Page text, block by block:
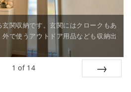
玄関収納です。玄関にはクロークもあ
で使うアウトドア用品なども収納出
1 of 14